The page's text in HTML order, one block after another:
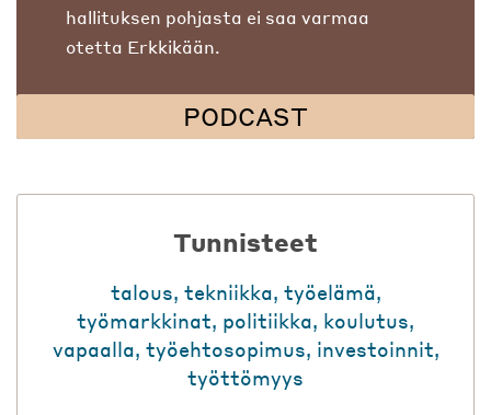
hallituksen pohjasta ei saa varmaa
otetta Erkkikään.
PODCAST
Tunnisteet
talous, tekniikka, työelämä,
työmarkkinat, politiikka, koulutus,
vapaalla, työehtosopimus, investoinnit,
työttömyys